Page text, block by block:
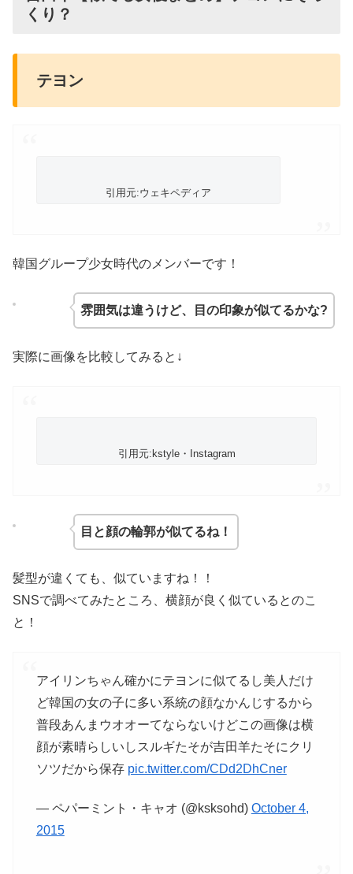
くり？
テヨン
引用元:ウェキペディア
韓国グループ少女時代のメンバーです！
雰囲気は違うけど、目の印象が似てるかな?
実際に画像を比較してみると↓
引用元:kstyle・Instagram
目と顔の輪郭が似てるね！
髪型が違くても、似ていますね！！
SNSで調べてみたところ、横顔が良く似ているとのこ
と！
アイリンちゃん確かにテヨンに似てるし美人だけ
ど韓国の女の子に多い系統の顔なかんじするから
普段あんまウオオーてならないけどこの画像は横
顔が素晴らしいしスルギたそが吉田羊たそにクリ
ソツだから保存 pic.twitter.com/CDd2DhCner
— ペパーミント・キャオ (@ksksohd) October 4,
2015